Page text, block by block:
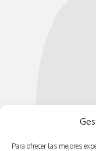
Para ofrecer las mejores